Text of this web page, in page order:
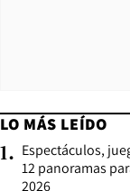
LO MÁS LEÍDO
1. Espectáculos,
12 panoramas
2026